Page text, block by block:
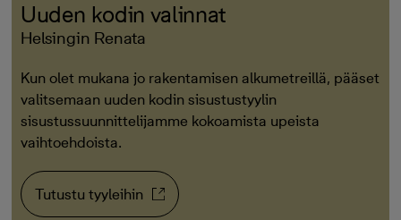
Uuden kodin valinnat
Helsingin Renata
Kun olet mukana jo rakentamisen alkumetreillä, pääset
valitsemaan uuden kodin sisustustyylin
sisustussuunnittelijamme kokoamista upeista
vaihtoehdoista.
Tutustu tyyleihin